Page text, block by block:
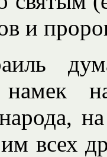
и
намек
всех